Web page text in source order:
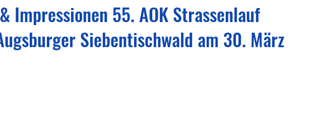
Impressionen 55. AOK Strassenlauf
Siebentischwald am 30. März